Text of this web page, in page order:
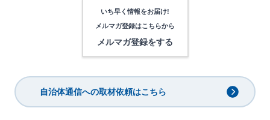
いち早く情報をお届け!
メルマガ登録はこちらから
メルマガ登録をする
自治体通信への取材依頼はこちら